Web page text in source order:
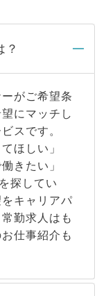
？
がご希望条
にマッチし
スです。
ほしい」
きたい」
探してい
キャリアパ
勤求人はも
仕事紹介も